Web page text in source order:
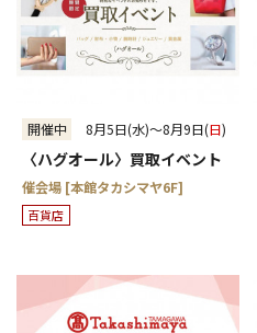
開催中 8月5日(水)～8月9日(日)
〈ハグオール〉買取イベント
催会場 [本館タカシマヤ6F]
百貨店